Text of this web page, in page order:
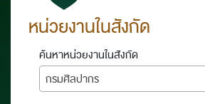
หน่วยงานในสังกัด
ค้นหาหน่วยงานในสังกัด
กรมศิลปากร